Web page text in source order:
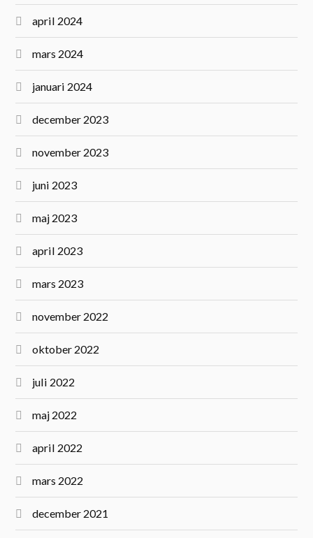
april 2024
mars 2024
januari 2024
december 2023
november 2023
juni 2023
maj 2023
april 2023
mars 2023
november 2022
oktober 2022
juli 2022
maj 2022
april 2022
mars 2022
december 2021